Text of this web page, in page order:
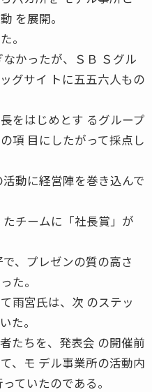
を展開。
。
かったが、ＳＢ Ｓグル
グサイ トに五五六人もの
をはじめとす るグループ
項 目にしたがって採点し
動に経営陣を巻き込んで
チームに「社長賞」が
、プレゼンの質の高さ
た。
雨宮氏は、次 のステッ
た。
たちを、発表会 の開催前
、モ デル事業所の活動内
ていたのである。